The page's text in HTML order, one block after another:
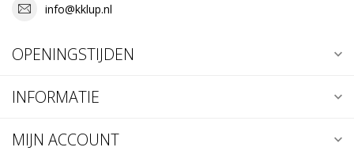
info@kklup.nl
OPENINGSTIJDEN
INFORMATIE
MIJN ACCOUNT